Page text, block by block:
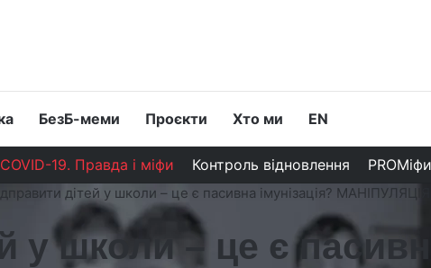
БезБ-меми Проєкти Хто ми EN
COVID-19. Правда і міфи Контроль відновлення PROМіфи
дітей у школи – це є пасивна імунізація?
у школи – це є пасивна